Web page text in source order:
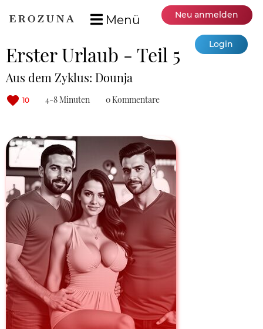
Menü Neu anmelden
Login
Erster Urlaub - Teil 5
Aus dem Zyklus: Dounja
10 4-8 Minuten 0 Kommentare